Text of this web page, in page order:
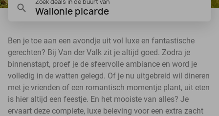
Zoek deals in de buurt van
Wallonie picarde
Ben je toe aan een avondje uit vol luxe en fantastische
gerechten? Bij Van der Valk zit je altijd goed. Zodra je
binnenstapt, proef je de sfeervolle ambiance en word je
volledig in de watten gelegd. Of je nu uitgebreid wil dineren
met je vrienden of een romantisch momentje plant, uit eten
is hier altijd een feestje. En het mooiste van alles? Je
ervaart deze complete, luxe beleving voor een extra zacht